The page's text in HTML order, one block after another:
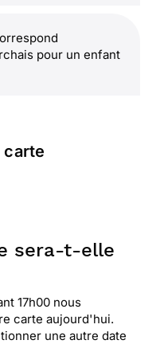
pour un enfant
carte
sera-t-elle
17h00 nous
carte aujourd'hui.
une autre date